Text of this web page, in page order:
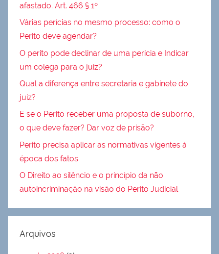
afastado. Art. 466 § 1º
Várias perícias no mesmo processo: como o
Perito deve agendar?
O perito pode declinar de uma perícia e Indicar
um colega para o juiz?
Qual a diferença entre secretaria e gabinete do
juiz?
E se o Perito receber uma proposta de suborno,
o que deve fazer? Dar voz de prisão?
Perito precisa aplicar as normativas vigentes à
época dos fatos
O Direito ao silêncio e o princípio da não
autoincriminação na visão do Perito Judicial
Arquivos